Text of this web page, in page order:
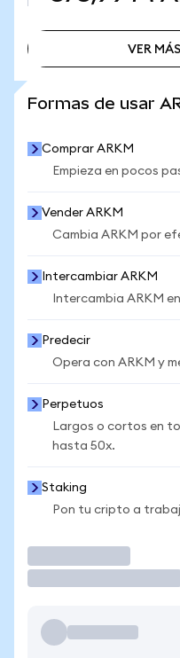
VER
Formas de usar
Comprar ARKM
Empieza en pocos
Vender ARKM
Cambia ARKM por
Intercambiar ARKM
Intercambia ARKM
Predecir
Opera con ARKM y
Perpetuos
Largos o cortos en
hasta 50x.
Staking
Pon tu cripto a